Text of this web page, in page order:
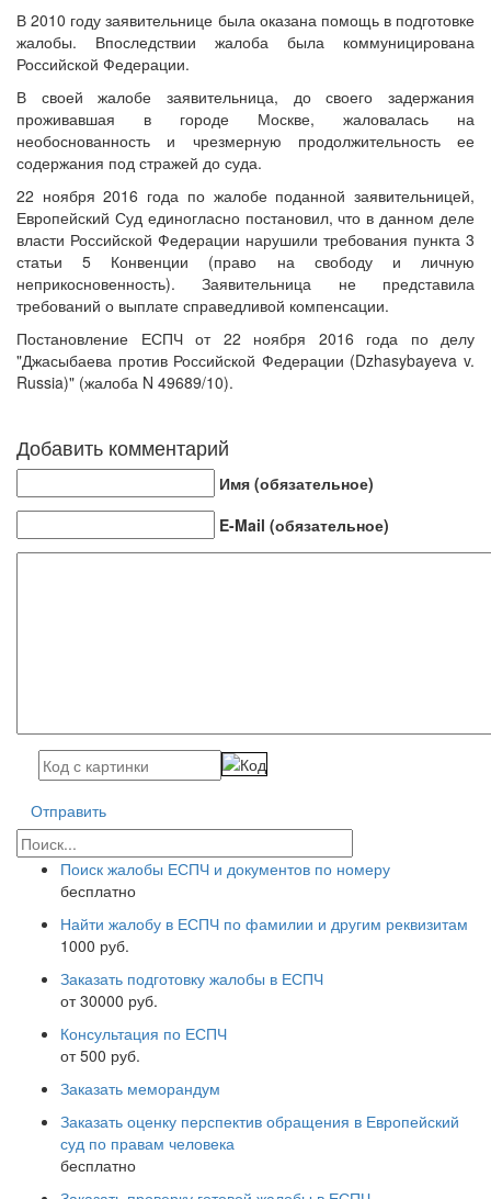
В 2010 году заявительнице была оказана помощь в подготовке
жалобы. Впоследствии жалоба была коммуницирована
Российской Федерации.
В своей жалобе заявительница, до своего задержания
проживавшая в городе Москве, жаловалась на
необоснованность и чрезмерную продолжительность ее
содержания под стражей до суда.
22 ноября 2016 года по жалобе поданной заявительницей,
Европейский Суд единогласно постановил, что в данном деле
власти Российской Федерации нарушили требования пункта 3
статьи 5 Конвенции (право на свободу и личную
неприкосновенность). Заявительница не представила
требований о выплате справедливой компенсации.
Постановление ЕСПЧ от 22 ноября 2016 года по делу
"Джасыбаева против Российской Федерации (Dzhasybayeva v.
Russia)" (жалоба N 49689/10).
Добавить комментарий
Имя (обязательное)
E-Mail (обязательное)
Отправить
Поиск жалобы ЕСПЧ и документов по номеру
бесплатно
Найти жалобу в ЕСПЧ по фамилии и другим реквизитам
1000 руб.
Заказать подготовку жалобы в ЕСПЧ
от 30000 руб.
Консультация по ЕСПЧ
от 500 руб.
Заказать меморандум
Заказать оценку перспектив обращения в Европейский
суд по правам человека
бесплатно